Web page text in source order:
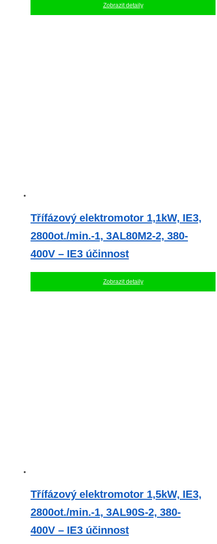
Zobrazit detaily
Třífázový elektromotor 1,1kW, IE3,
2800ot./min.-1, 3AL80M2-2, 380-
400V – IE3 účinnost
Zobrazit detaily
Třífázový elektromotor 1,5kW, IE3,
2800ot./min.-1, 3AL90S-2, 380-
400V – IE3 účinnost